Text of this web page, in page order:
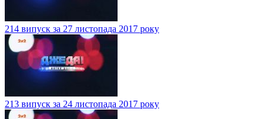
214 випуск за 27 листопада 2017 року
213 випуск за 24 листопада 2017 року